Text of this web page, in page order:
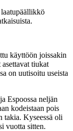
käyttöön joissakin
tiukat
on uutisoitu useista
Espoossa neljän
kodeistaan pois
takia. Kyseessä oli
vuotta sitten.